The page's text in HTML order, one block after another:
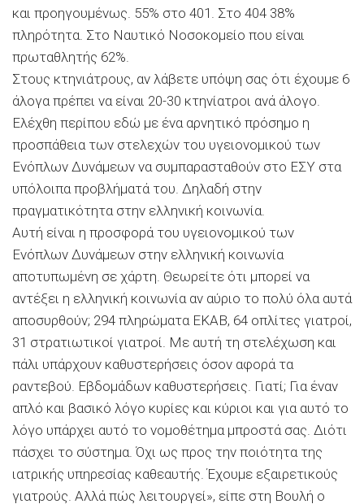
και προηγουμένως. 55% στο 401. Στο 404 38%
πληρότητα. Στο Ναυτικό Νοσοκομείο που είναι
πρωταθλητής 62%.
Στους κτηνιάτρους, αν λάβετε υπόψη σας ότι έχουμε 6
άλογα πρέπει να είναι 20-30 κτηνίατροι ανά άλογο.
Ελέχθη περίπου εδώ με ένα αρνητικό πρόσημο η
προσπάθεια των στελεχών του υγειονομικού των
Ενόπλων Δυνάμεων να συμπαρασταθούν στο ΕΣΥ στα
υπόλοιπα προβλήματά του. Δηλαδή στην
πραγματικότητα στην ελληνική κοινωνία.
Αυτή είναι η προσφορά του υγειονομικού των
Ενόπλων Δυνάμεων στην ελληνική κοινωνία
αποτυπωμένη σε χάρτη. Θεωρείτε ότι μπορεί να
αντέξει η ελληνική κοινωνία αν αύριο το πολύ όλα αυτά
αποσυρθούν; 294 πληρώματα ΕΚΑΒ, 64 οπλίτες γιατροί,
31 στρατιωτικοί γιατροί. Με αυτή τη στελέχωση και
πάλι υπάρχουν καθυστερήσεις όσον αφορά τα
ραντεβού. Εβδομάδων καθυστερήσεις. Γιατί; Για έναν
απλό και βασικό λόγο κυρίες και κύριοι και για αυτό το
λόγο υπάρχει αυτό το νομοθέτημα μπροστά σας. Διότι
πάσχει το σύστημα. Όχι ως προς την ποιότητα της
ιατρικής υπηρεσίας καθεαυτής. Έχουμε εξαιρετικούς
γιατρούς. Αλλά πώς λειτουργεί», είπε στη Βουλή ο